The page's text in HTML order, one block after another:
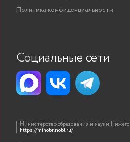
Политика конфиденциальности
Социальные сети
Министерство образования и науки
https://minobr.nobl.ru/